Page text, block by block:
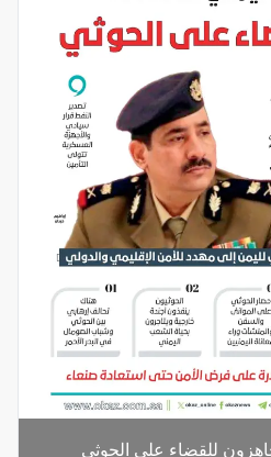
للقضاء على الحوثي